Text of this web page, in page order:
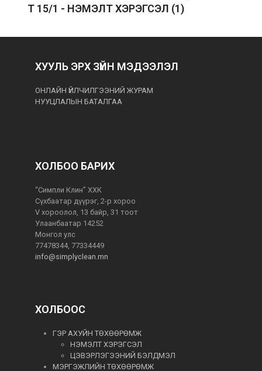
T 15/1 - НЭМЭЛТ ХЭРЭГСЭЛ (1)
ХУУЛЬ ЭРХ ЗҮЙН МЭДЭЭЛЭЛ
ОНЛАЙН ҮЙЛЧИЛГЭЭНИЙ ЖУРАМ
НУУЦЛАЛЫН БАТАЛГАА
ХОЛБОО БАРИХ
“Симпли Клин” ХХК
Сүхбаатар дүүрэг, 2-р хороо
V хороолол, 13 байр, 31 тоот
Улаанбаатар 14252
Монгол улс
77478344, 77334449
info@simplyclean.mn
ХОЛБООС
ГЭР АХУЙН ТӨХӨӨРӨМЖ
НЭМЭЛТ ХЭРЭГСЭЛ
ЦЭВЭРЛЭГЭЭНИЙ БЭЛДМЭЛ
МЭРГЭЖЛИЙН ТӨХӨӨРӨМЖ